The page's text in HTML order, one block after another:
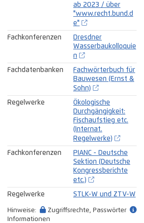
ab 2023 / über
"www.recht.bund.d
e"
Fachkonferenzen
Dresdner
Wasserbaukolloquie
n
Fachdatenbanken
Fachwörterbuch für
Bauwesen (Ernst &
Sohn)
Regelwerke
Ökologische
Durchgängigkeit:
Fischaufstieg etc.
(Internat.
Regelwerke)
Fachkonferenzen
PIANC - Deutsche
Sektion (Deutsche
Kongressberichte
etc.)
Regelwerke STLK-W und ZTV-W
Hinweise:
Zugriffsrechte, Passwörter
Informationen